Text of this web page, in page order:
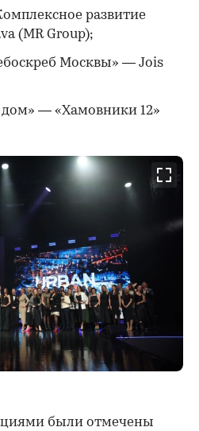
развитие
(MR Group);
Москвы» — Jois
— «Хамовники 12»
были отмечены